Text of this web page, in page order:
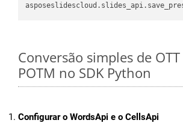
Conversão simples de
POTM no SDK Python
Configurar o WordsApi e o CellsApi